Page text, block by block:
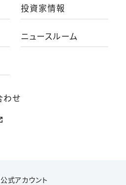
投資家情報
ニュースルーム
わせ
式アカウント